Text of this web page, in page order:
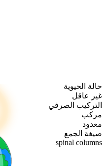
حالة الحيوية
غير عاقل
التركيب الصرفي
مركب
معدود
صيغة الجمع
spinal columns